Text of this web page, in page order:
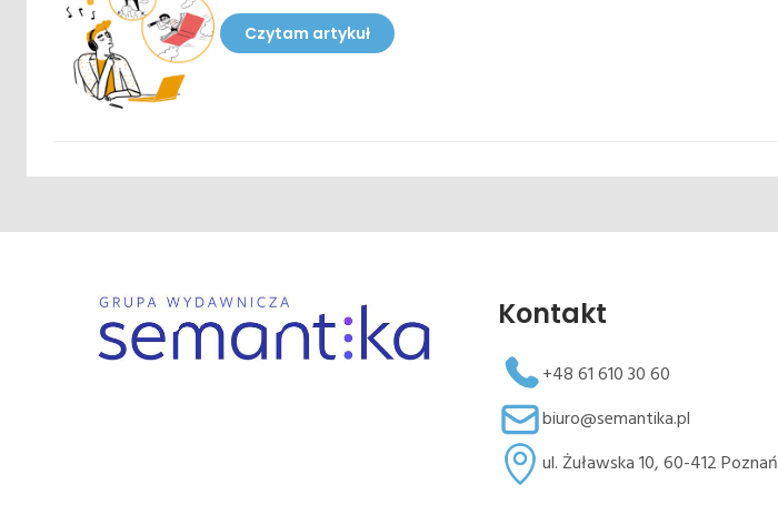
Czytam artykuł
Kontakt
+48 61 610 30 60
biuro@semantika.pl
ul. Żuławska 10, 60-412 Poznań